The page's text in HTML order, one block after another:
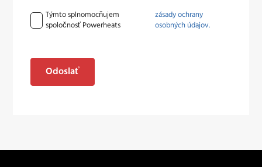
Týmto splnomocňujem
spoločnosť Powerheats
zásady ochrany
osobných údajov.